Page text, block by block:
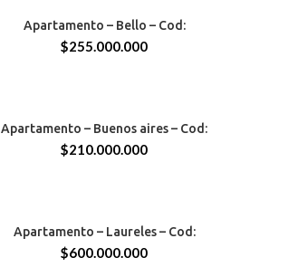
Apartamento – Bello – Cod:
$255.000.000
Apartamento – Buenos aires – Cod:
$210.000.000
Apartamento – Laureles – Cod:
$600.000.000